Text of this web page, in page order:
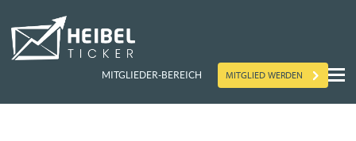
MITGLIEDER-BEREICH MITGLIED WERDEN